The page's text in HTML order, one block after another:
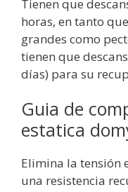
Tienen que
horas, en tanto
grandes como
tienen que
días) para su
Guia de
estatica
Elimina la tensión
una resistencia